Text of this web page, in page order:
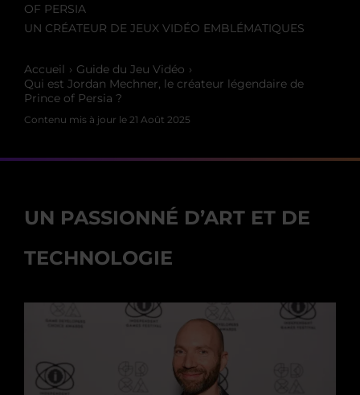
OF PERSIA
UN CRÉATEUR DE JEUX VIDÉO EMBLÉMATIQUES
Accueil
Guide du Jeu Vidéo
Qui est Jordan Mechner, le créateur légendaire de
Prince of Persia ?
Contenu mis à jour le 21 Août 2025
UN PASSIONNÉ D’ART ET DE
TECHNOLOGIE